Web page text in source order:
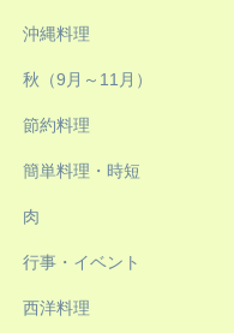
沖縄料理
秋（9月～11月）
節約料理
簡単料理・時短
肉
行事・イベント
西洋料理